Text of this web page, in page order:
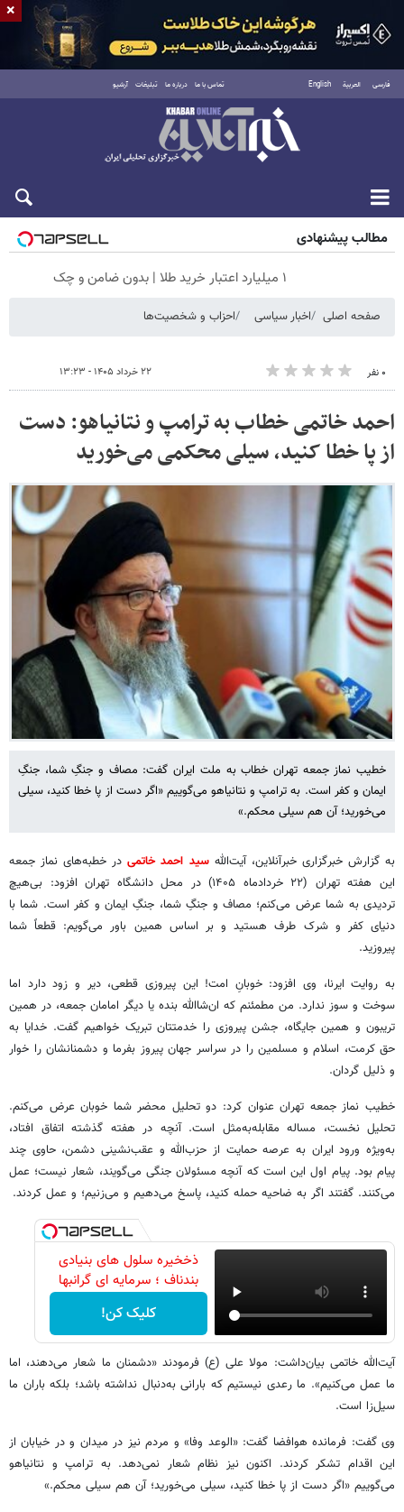
فارسی العربية English تماس با ما درباره ما تبلیغات آرشیو
جمعه ۱۶ مرداد ۱۴۰۵
مطالب پیشنهادی
۱ میلیارد اعتبار خرید طلا | بدون ضامن و چک
صفحه اصلی اخبار سیاسی احزاب و شخصیت‌ها
۰ نفر ۲۲ خرداد ۱۴۰۵ - ۱۳:۲۳
احمد خاتمی خطاب به ترامپ و نتانیاهو: دست
از پا خطا کنید، سیلی محکمی می‌خورید
خطیب نماز جمعه تهران خطاب به ملت ایران گفت: مصاف و جنگِ شما، جنگِ
ایمان و کفر است. به ترامپ و نتانیاهو می‌گوییم «اگر دست از پا خطا کنید، سیلی
می‌خورید؛ آن هم سیلی محکم.»
به گزارش خبرگزاری خبرآنلاین، آیت‌اللهسید احمد خاتمیدر خطبه‌های نماز جمعه
این هفته تهران (۲۲ خردادماه ۱۴۰۵) در محل دانشگاه تهران افزود: بی‌هیچ
تردیدی به شما عرض می‌کنم؛ مصاف و جنگِ شما، جنگِ ایمان و کفر است. شما با
دنیای کفر و شرک طرف هستید و بر اساس همین باور می‌گویم: قطعاً شما
پیروزید.
به روایت ایرنا، وی افزود: خوبانِ امت! این پیروزی قطعی، دیر و زود دارد اما
سوخت و سوز ندارد. من مطمئنم که ان‌شاالله بنده یا دیگر امامان جمعه، در همین
تریبون و همین جایگاه، جشن پیروزی را خدمتتان تبریک خواهیم گفت. خدایا به
حق کرمت، اسلام و مسلمین را در سراسر جهان پیروز بفرما و دشمنانشان را خوار
و ذلیل گردان.
خطیب نماز جمعه تهران عنوان کرد: دو تحلیل محضر شما خوبان عرض می‌کنم.
تحلیل نخست، مساله مقابله‌به‌مثل است. آنچه در هفته گذشته اتفاق افتاد،
به‌ویژه ورود ایران به عرصه حمایت از حزب‌الله و عقب‌نشینی دشمن، حاوی چند
پیام بود. پیام اول این است که آنچه مسئولان جنگی می‌گویند، شعار نیست؛ عمل
می‌کنند. گفتند اگر به ضاحیه حمله کنید، پاسخ می‌دهیم و می‌زنیم؛ و عمل کردند.
ذخخیره سلول های بنیادی
بندناف ؛ سرمایه ای گرانبها
کلیک کن!
آیت‌الله خاتمی بیان‌داشت: مولا علی (ع) فرمودند «دشمنان ما شعار می‌دهند، اما
ما عمل می‌کنیم». ما رعدی نیستیم که بارانی به‌دنبال نداشته باشد؛ بلکه باران ما
سیل‌زا است.
وی گفت: فرمانده هوافضا گفت: «الوعد وفا» و مردم نیز در میدان و در خیابان از
این اقدام تشکر کردند. اکنون نیز نظام شعار نمی‌دهد. به ترامپ و نتانیاهو
می‌گوییم «اگر دست از پا خطا کنید، سیلی می‌خورید؛ آن هم سیلی محکم.»
×